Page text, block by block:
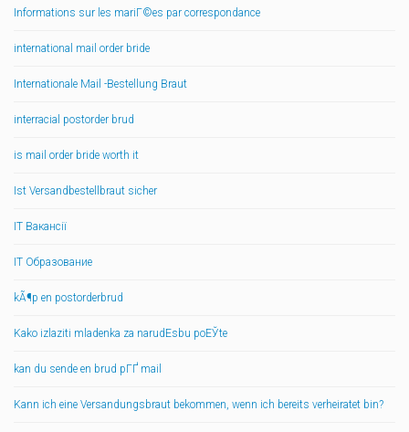
Informations sur les mariГ©es par correspondance
international mail order bride
Internationale Mail -Bestellung Braut
interracial postorder brud
is mail order bride worth it
Ist Versandbestellbraut sicher
IT Вакансії
IT Образование
kÃ¶p en postorderbrud
Kako izlaziti mladenka za narudЕѕbu poЕЎte
kan du sende en brud pГҐ mail
Kann ich eine Versandungsbraut bekommen, wenn ich bereits verheiratet bin?